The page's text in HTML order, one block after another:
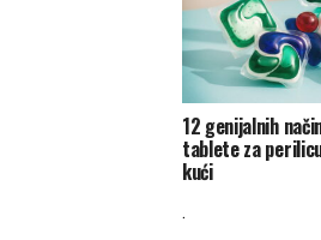
12 genijalnih
tablete za
kući
.